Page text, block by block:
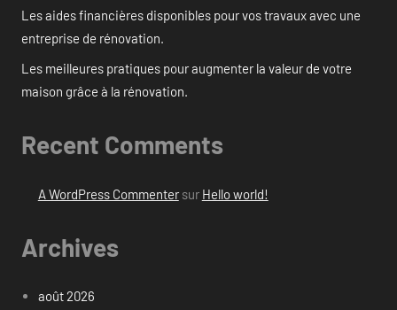
Les aides financières disponibles pour vos travaux avec une
entreprise de rénovation.
Les meilleures pratiques pour augmenter la valeur de votre
maison grâce à la rénovation.
Recent Comments
A WordPress Commentersur Hello world!
Archives
août 2026